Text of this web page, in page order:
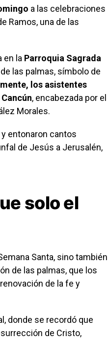
a las celebraciones
Ramos, una de las
en la Parroquia Sagrada
las palmas, símbolo de
los asistentes
, encabezada por el
Morales.
entonaron cantos
de Jesús a Jerusalén,
solo el
Santa, sino también
de las palmas, que los
de la fe y
donde se recordó que
de Cristo,